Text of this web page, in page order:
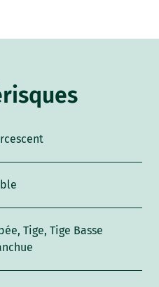
Tige, Tige Basse